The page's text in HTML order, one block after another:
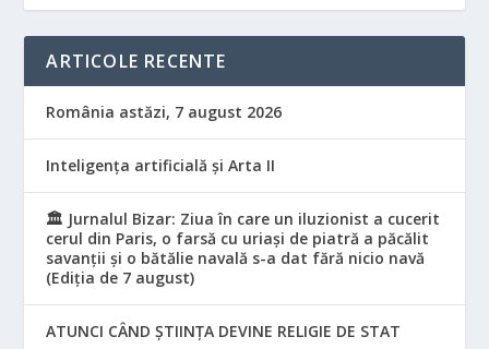
ARTICOLE RECENTE
România astăzi, 7 august 2026
Inteligența artificială și Arta II
🏛️ Jurnalul Bizar: Ziua în care un iluzionist a cucerit
cerul din Paris, o farsă cu uriași de piatră a păcălit
savanții și o bătălie navală s-a dat fără nicio navă
(Ediția de 7 august)
ATUNCI CÂND ȘTIINȚA DEVINE RELIGIE DE STAT